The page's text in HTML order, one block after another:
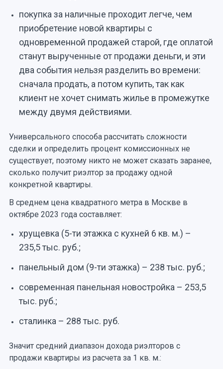
покупка за наличные проходит легче, чем
приобретение новой квартиры с
одновременной продажей старой, где оплатой
станут вырученные от продажи деньги, и эти
два события нельзя разделить во времени:
сначала продать, а потом купить, так как
клиент не хочет снимать жилье в промежутке
между двумя действиями.
Универсального способа рассчитать сложности
сделки и определить процент комиссионных не
существует, поэтому никто не может сказать заранее,
сколько получит риэлтор за продажу одной
конкретной квартиры.
В среднем цена квадратного метра в Москве в
октябре 2023 года составляет:
хрущевка (5-ти этажка с кухней 6 кв. м.) –
235,5 тыс. руб.;
панельный дом (9-ти этажка) – 238 тыс. руб.;
современная панельная новостройка – 253,5
тыс. руб.;
сталинка – 288 тыс. руб.
Значит средний диапазон дохода риэлторов с
продажи квартиры из расчета за 1 кв. м.: